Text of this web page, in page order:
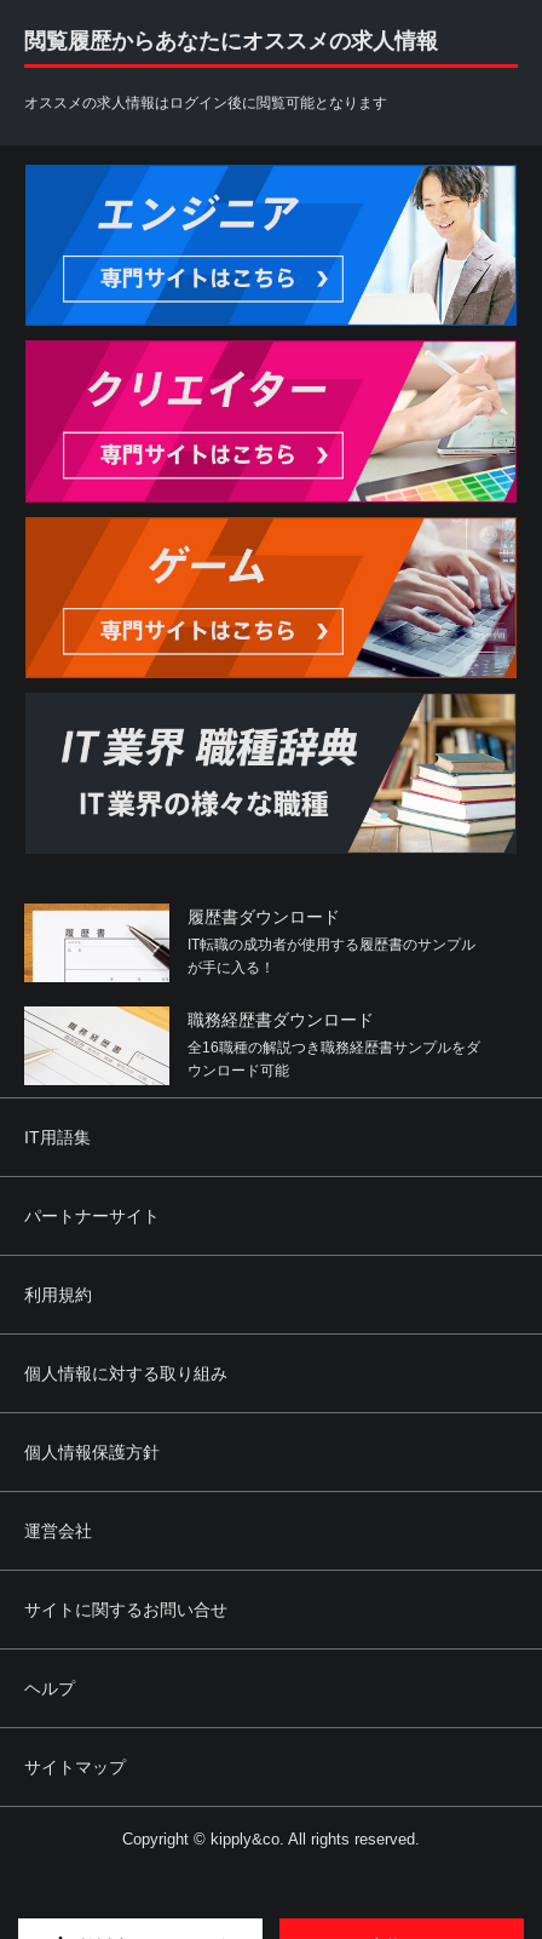
閲覧履歴からあなたにオススメの求人情報
オススメの求人情報はログイン後に閲覧可能となります
履歴書ダウンロード
IT転職の成功者が使用する履歴書のサンプル
が手に入る！
職務経歴書ダウンロード
全16職種の解説つき職務経歴書サンプルをダ
ウンロード可能
IT用語集
パートナーサイト
利用規約
個人情報に対する取り組み
個人情報保護方針
運営会社
サイトに関するお問い合せ
ヘルプ
サイトマップ
Copyright © kipply&co. All rights reserved.